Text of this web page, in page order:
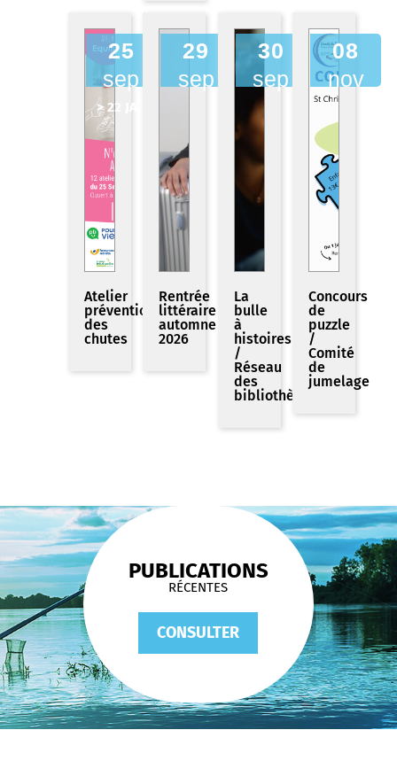
25
sep
> 22 JAN
Atelier
prévention
des
chutes
29
sep
Rentrée
littéraire
automne
2026
30
sep
La
bulle
à
histoires
/
Réseau
des
bibliothèques
08
nov
Concours
de
puzzle
/
Comité
de
jumelage
PUBLICATIONS
RÉCENTES
CONSULTER